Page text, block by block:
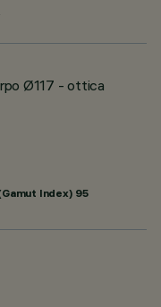
Ø117 - ottica
Index) 95